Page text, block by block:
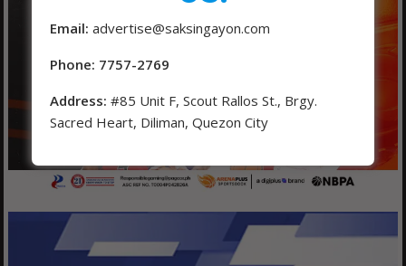
Email: advertise@saksingayon.com
Phone: 7757-2769
Address: #85 Unit F, Scout Rallos St., Brgy.
Sacred Heart, Diliman, Quezon City